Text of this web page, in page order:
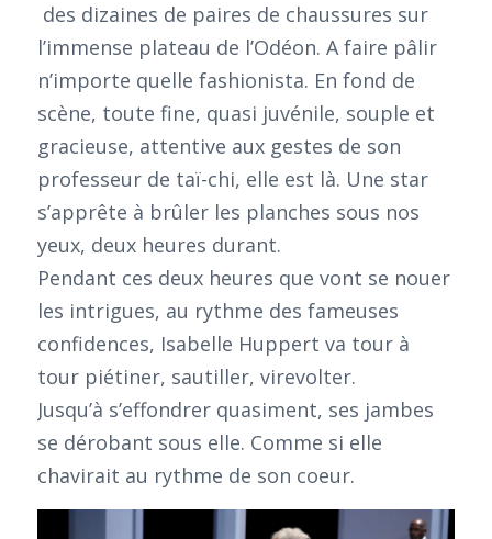
des dizaines de paires de chaussures sur
l’immense plateau de l’Odéon. A faire pâlir
n’importe quelle fashionista. En fond de
scène, toute fine, quasi juvénile, souple et
gracieuse, attentive aux gestes de son
professeur de taï-chi, elle est là. Une star
s’apprête à brûler les planches sous nos
yeux, deux heures durant.
Pendant ces deux heures que vont se nouer
les intrigues, au rythme des fameuses
confidences, Isabelle Huppert va tour à
tour piétiner, sautiller, virevolter.
Jusqu’à s’effondrer quasiment, ses jambes
se dérobant sous elle. Comme si elle
chavirait au rythme de son coeur.